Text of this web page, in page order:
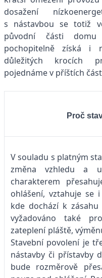
dosažení
s nástavbou se totiž
původní části
pochopitelně získá i
důležitých krocích
pojednáme v příštích
Proč
V souladu s platným
změna vzhledu a
charakterem
ohlášení, vztahuje se
kde dochází k
vyžadováno také
zateplení pláště,
Stavební povolení je
nástavby či přístavby
bude rozměrově